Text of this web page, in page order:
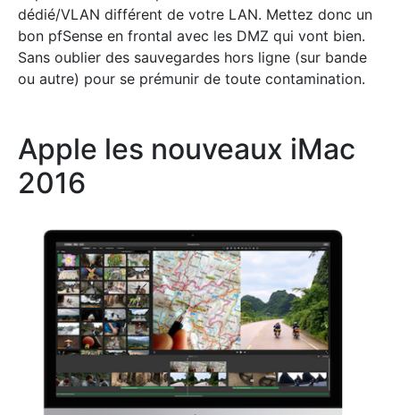
dédié/VLAN différent de votre LAN. Mettez donc un
bon pfSense en frontal avec les DMZ qui vont bien.
Sans oublier des sauvegardes hors ligne (sur bande
ou autre) pour se prémunir de toute contamination.
Apple les nouveaux iMac
2016